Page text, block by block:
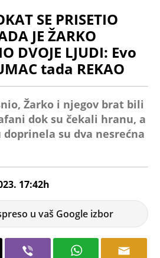
SE PRISETIO
JE ŽARKO
DVOJE LJUDI: Evo
tada REKAO
Žarko i njegov brat bili
dok su čekali hranu, a
su dva nesrećna
17:42h
u vaš Google izbor